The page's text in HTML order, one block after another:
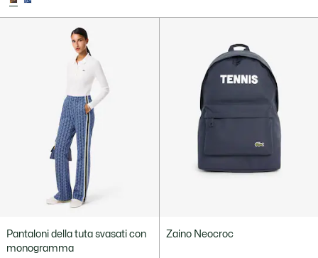
Pantaloni della tuta svasati con
monogramma
Zaino Neocroc